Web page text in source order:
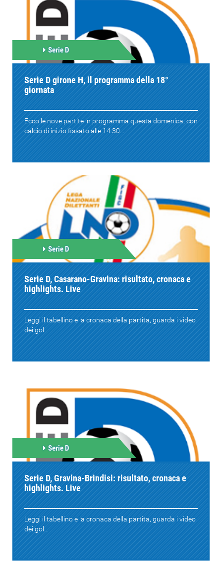
Serie D
Serie D girone H, il programma della 18°
giornata
Ecco le nove partite in programma questa domenica, con
calcio di inizio fissato alle 14.30...
Serie D
Serie D, Casarano-Gravina: risultato, cronaca e
highlights. Live
Leggi il tabellino e la cronaca della partita, guarda i video
dei gol...
Serie D
Serie D, Gravina-Brindisi: risultato, cronaca e
highlights. Live
Leggi il tabellino e la cronaca della partita, guarda i video
dei gol...